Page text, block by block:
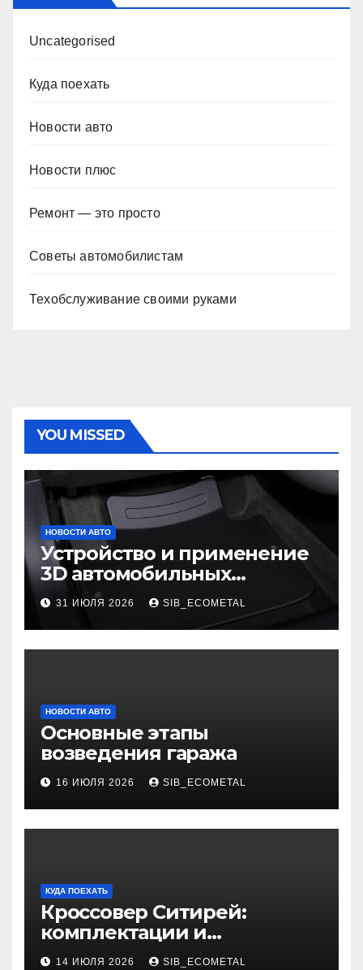
Uncategorised
Куда поехать
Новости авто
Новости плюс
Ремонт — это просто
Советы автомобилистам
Техобслуживание своими руками
YOU MISSED
НОВОСТИ АВТО
Устройство и применение
3D автомобильных
ковриков
31 ИЮЛЯ 2026 SIB_ECOMETAL
НОВОСТИ АВТО
Основные этапы
возведения гаража
16 ИЮЛЯ 2026 SIB_ECOMETAL
КУДА ПОЕХАТЬ
Кроссовер Ситирей:
комплектации и
характеристики
14 ИЮЛЯ 2026 SIB_ECOMETAL